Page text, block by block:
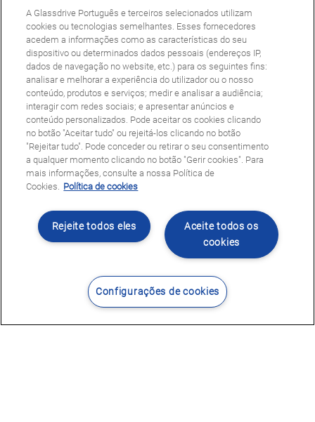
Contacte-nos Encontrar Centro
A Glassdrive Português e terceiros selecionados utilizam
cookies ou tecnologias semelhantes. Esses fornecedores
acedem a informações como as características do seu
dispositivo ou determinados dados pessoais (endereços IP,
dados de navegação no website, etc.) para os seguintes fins:
analisar e melhorar a experiência do utilizador ou o nosso
conteúdo, produtos e serviços; medir e analisar a audiência;
interagir com redes sociais; e apresentar anúncios e
conteúdo personalizados. Pode aceitar os cookies clicando
no botão "Aceitar tudo" ou rejeitá-los clicando no botão
"Rejeitar tudo". Pode conceder ou retirar o seu consentimento
a qualquer momento clicando no botão "Gerir cookies". Para
mais informações, consulte a nossa Política de
Cookies. Política de cookies
Aceite todos os
cookies
Rejeite todos eles
Configurações de cookies